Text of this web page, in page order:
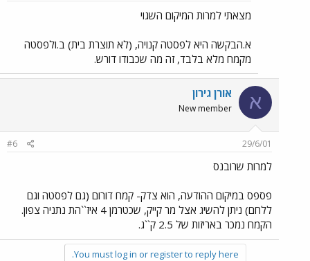
מצאתי למרות המיקום השגוי
א.הבקשה היא לפסטה קנויה, (לא תוצרת בית) ב.ולפסטה
מקמח מלא בלבד, זה מה שכבודו דורש.
א אורן גירון
New member
29/6/01
#6
למרות שרובנס
פספס במיקום ההודעה, הוא צדק- קמח דורום (גם לפסטה וגם
ללחם) ניתן להשיג אצל מר קייק, שכטרמן 4 איז``הת נתניה צפון.
הקמח נמכר באריזות של 2.5 ק``ג.
You must log in or register to reply here.